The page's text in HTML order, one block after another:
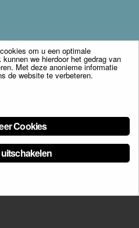
- webdesign:
om u een optimale
we hierdoor het gedrag van
Met deze anonieme informatie
de website te verbeteren.
Cookies